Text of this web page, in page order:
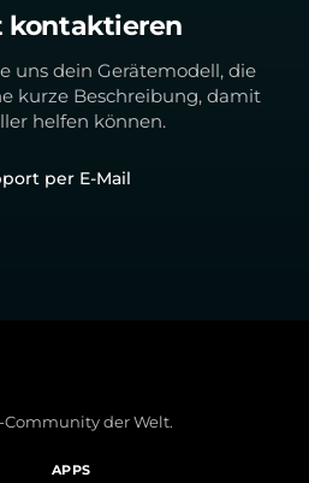
kontaktieren
uns dein Gerätemodell, die
kurze Beschreibung, damit
helfen können.
per E-Mail
der Welt.
APPS